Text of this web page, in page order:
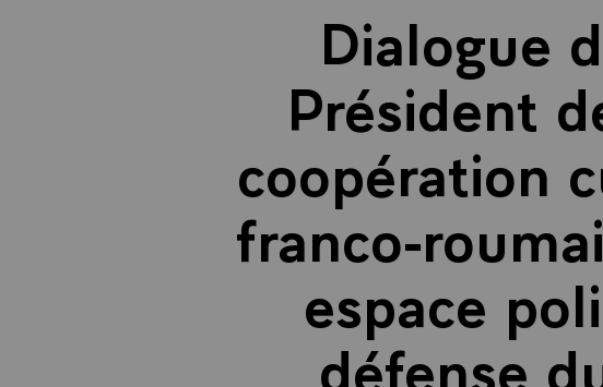
Dialogue
Président
coopération
franco-
espace
défense